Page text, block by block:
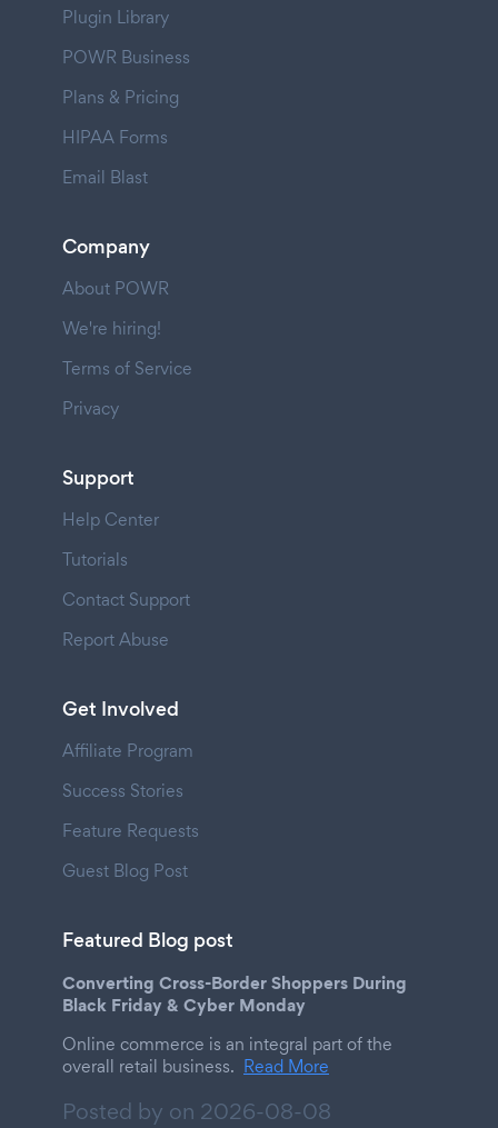
Plugin Library
POWR Business
Plans & Pricing
HIPAA Forms
Email Blast
Company
About POWR
We're hiring!
Terms of Service
Privacy
Support
Help Center
Tutorials
Contact Support
Report Abuse
Get Involved
Affiliate Program
Success Stories
Feature Requests
Guest Blog Post
Featured Blog post
Converting Cross-Border Shoppers During
Black Friday & Cyber Monday
Online commerce is an integral part of the
overall retail business. Read More
Posted by on 2026-08-08